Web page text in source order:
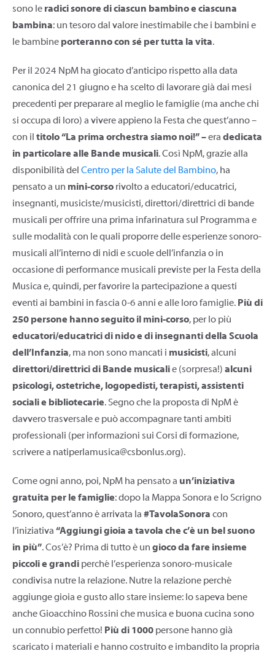
sono le radici sonore di ciascun bambino e ciascuna
bambina: un tesoro dal valore inestimabile che i bambini e
le bambine porteranno con sé per tutta la vita.
Per il 2024 NpM ha giocato d’anticipo rispetto alla data
canonica del 21 giugno e ha scelto di lavorare già dai mesi
precedenti per preparare al meglio le famiglie (ma anche chi
si occupa di loro) a vivere appieno la Festa che quest’anno –
con il titolo “La prima orchestra siamo noi!” –era dedicata
in particolare alle Bande musicali. Così NpM, grazie alla
disponibilità del Centro per la Salute del Bambino, ha
pensato a un mini-corso rivolto a educatori/educatrici,
insegnanti, musiciste/musicisti, direttori/direttrici di bande
musicali per offrire una prima infarinatura sul Programma e
sulle modalità con le quali proporre delle esperienze sonoro-
musicali all’interno di nidi e scuole dell’infanzia o in
occasione di performance musicali previste per la Festa della
Musica e, quindi, per favorire la partecipazione a questi
eventi ai bambini in fascia 0-6 anni e alle loro famiglie. Più di
250 persone hanno seguito il mini-corso, per lo più
educatori/educatrici di nido e di insegnanti della Scuola
dell’Infanzia, ma non sono mancati i musicisti, alcuni
direttori/direttrici di Bande musicalie (sorpresa!) alcuni
psicologi, ostetriche, logopedisti, terapisti, assistenti
sociali e bibliotecarie. Segno che la proposta di NpM è
davvero trasversale e può accompagnare tanti ambiti
professionali (per informazioni sui Corsi di formazione,
scrivere a natiperlamusica@csbonlus.org).
Come ogni anno, poi, NpM ha pensato a un’iniziativa
gratuita per le famiglie: dopo la Mappa Sonora e lo Scrigno
Sonoro, quest’anno è arrivata la #TavolaSonora con
l’iniziativa “Aggiungi gioia a tavola che c’è un bel suono
in più”. Cos’è? Prima di tutto è un gioco da fare insieme
piccoli e grandi perché l’esperienza sonoro-musicale
condivisa nutre la relazione. Nutre la relazione perché
aggiunge gioia e gusto allo stare insieme: lo sapeva bene
anche Gioacchino Rossini che musica e buona cucina sono
un connubio perfetto! Più di 1000 persone hanno già
scaricato i materiali e hanno costruito e imbandito la propria